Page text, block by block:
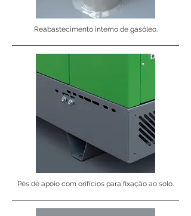
Reabastecimento interno de gasóleo.
Pés de apoio com orifícios para fixação ao solo.